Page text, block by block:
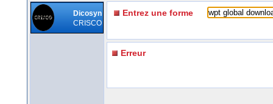
Dicosyn
CRISCO
Entrez une forme
Erreur